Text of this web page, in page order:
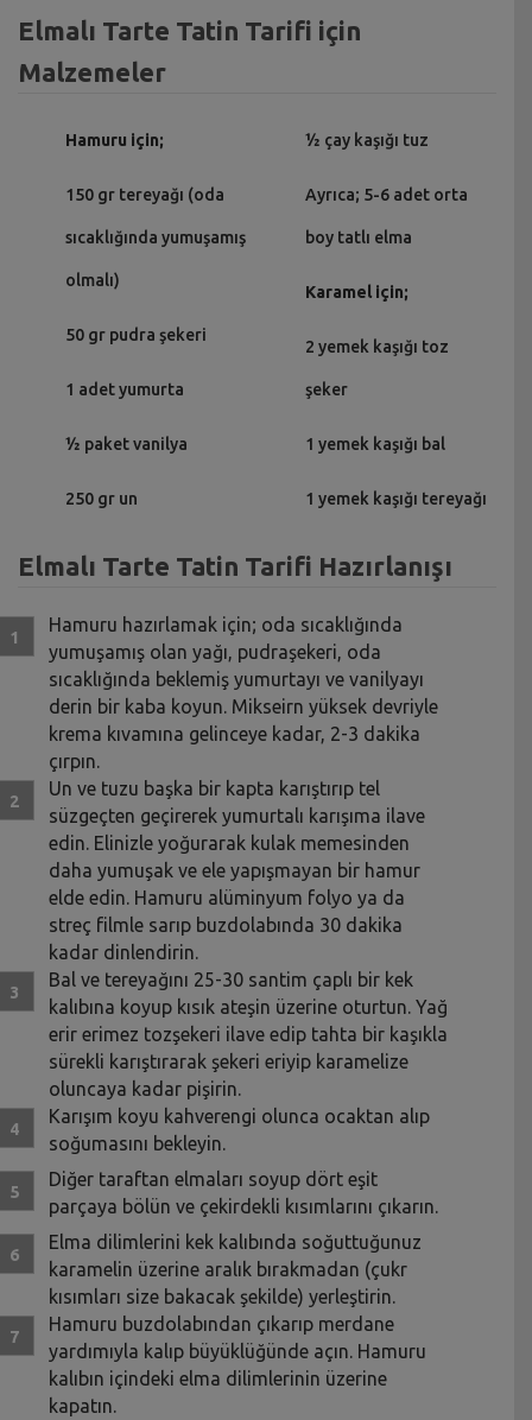
Elmalı Tarte Tatin Tarifi için
Malzemeler
Hamuru için;
150 gr tereyağı (oda
sıcaklığında yumuşamış
olmalı)
50 gr pudra şekeri
1 adet yumurta
½ paket vanilya
250 gr un
½ çay kaşığı tuz
Ayrıca; 5-6 adet orta
boy tatlı elma
Karamel için;
2 yemek kaşığı toz
şeker
1 yemek kaşığı bal
1 yemek kaşığı tereyağı
Elmalı Tarte Tatin Tarifi Hazırlanışı
Hamuru hazırlamak için; oda sıcaklığında
yumuşamış olan yağı, pudraşekeri, oda
sıcaklığında beklemiş yumurtayı ve vanilyayı
derin bir kaba koyun. Mikseirn yüksek devriyle
krema kıvamına gelinceye kadar, 2-3 dakika
çırpın.
Un ve tuzu başka bir kapta karıştırıp tel
süzgeçten geçirerek yumurtalı karışıma ilave
edin. Elinizle yoğurarak kulak memesinden
daha yumuşak ve ele yapışmayan bir hamur
elde edin. Hamuru alüminyum folyo ya da
streç filmle sarıp buzdolabında 30 dakika
kadar dinlendirin.
Bal ve tereyağını 25-30 santim çaplı bir kek
kalıbına koyup kısık ateşin üzerine oturtun. Yağ
erir erimez tozşekeri ilave edip tahta bir kaşıkla
sürekli karıştırarak şekeri eriyip karamelize
oluncaya kadar pişirin.
Karışım koyu kahverengi olunca ocaktan alıp
soğumasını bekleyin.
Diğer taraftan elmaları soyup dört eşit
parçaya bölün ve çekirdekli kısımlarını çıkarın.
Elma dilimlerini kek kalıbında soğuttuğunuz
karamelin üzerine aralık bırakmadan (çukr
kısımları size bakacak şekilde) yerleştirin.
Hamuru buzdolabından çıkarıp merdane
yardımıyla kalıp büyüklüğünde açın. Hamuru
kalıbın içindeki elma dilimlerinin üzerine
kapatın.